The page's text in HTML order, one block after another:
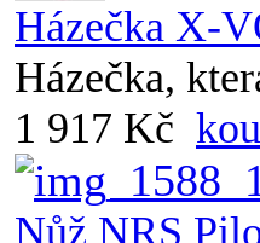
Házečka X-
Házečka,
1 917 Kč
Nůž NRS